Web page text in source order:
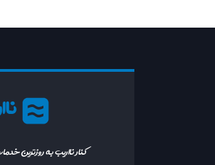
کنار نااریب به روزترین